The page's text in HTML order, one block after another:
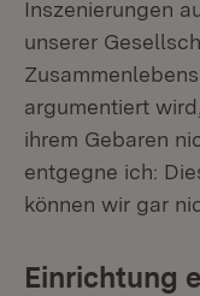
Inszenierungen
unserer
argumentiert
ihrem Gebaren
entgegne ich:
können wir gar
Einrichtung